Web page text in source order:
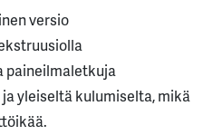
versio
paineilmaletkuja
yleiseltä kulumiselta, mikä